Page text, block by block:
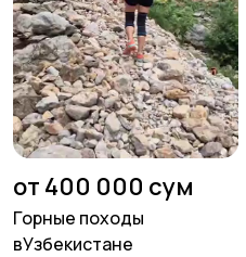
от 400 000 сум
Горные походы
вУзбекистане